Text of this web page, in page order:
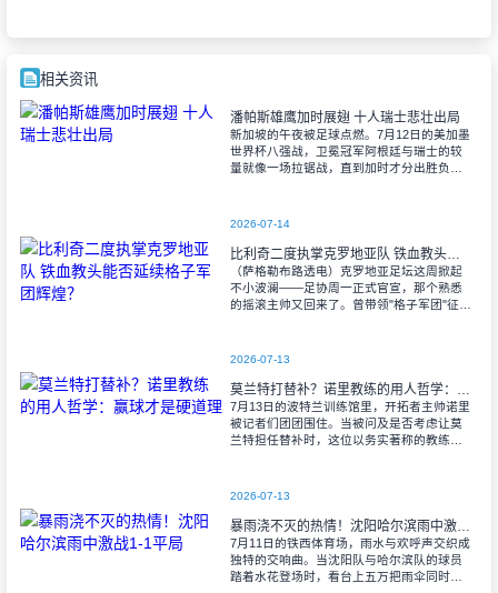
相关资讯
潘帕斯雄鹰加时展翅 十人瑞士悲壮出局
新加坡的午夜被足球点燃。7月12日的美加墨
世界杯八强战，卫冕冠军阿根廷与瑞士的较
量就像一场拉锯战，直到加时才分出胜负。
2026-07-14
比利奇二度执掌克罗地亚队 铁血教头能否延续格子军团辉煌？
（萨格勒布路透电）克罗地亚足坛这周掀起
不小波澜——足协周一正式官宣，那个熟悉
的摇滚主帅又回来了。曾带领"格子军团"征战
2026-07-13
莫兰特打替补？诺里教练的用人哲学：赢球才是硬道理
7月13日的波特兰训练馆里，开拓者主帅诺里
被记者们团团围住。当被问及是否考虑让莫
兰特担任替补时，这位以务实著称的教练露
2026-07-13
暴雨浇不灭的热情！沈阳哈尔滨雨中激战1-1平局
7月11日的铁西体育场，雨水与欢呼声交织成
独特的交响曲。当沈阳队与哈尔滨队的球员
踏着水花登场时，看台上五万把雨伞同时收